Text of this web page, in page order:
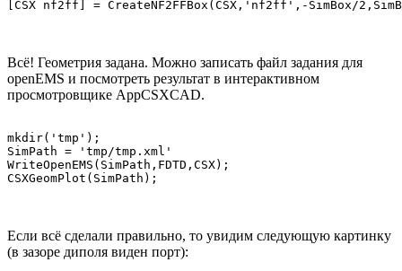
Всё! Геометрия задана. Можно записать файл задания для
openEMS и посмотреть результат в интерактивном
просмотровщике AppCSXCAD.
mkdir('tmp');
SimPath = 'tmp/tmp.xml'
WriteOpenEMS(SimPath,FDTD,CSX);
Если всё сделали правильно, то увидим следующую картинку
(в зазоре диполя виден порт):